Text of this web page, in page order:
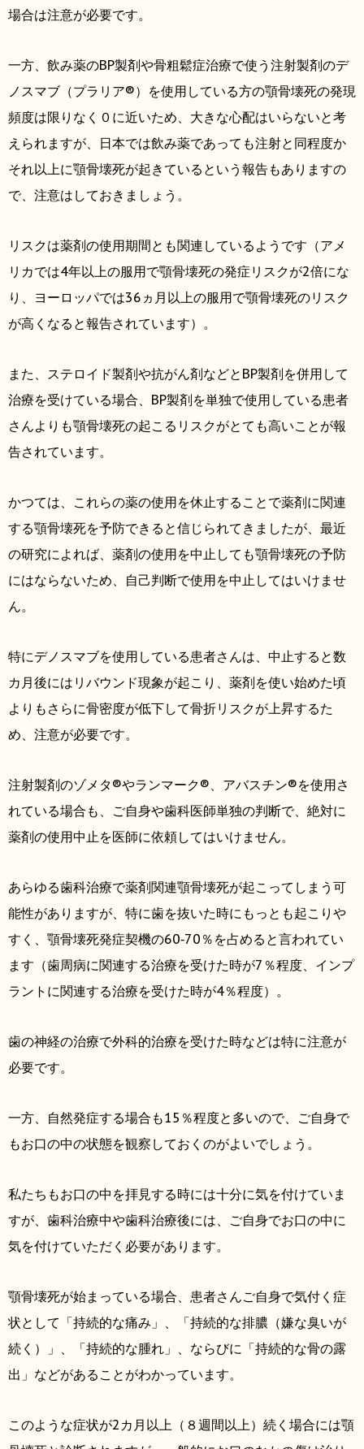
場合は注意が必要です。
一方、飲み薬のBP製剤や骨粗鬆症治療で使う注射製剤のデ
ノスマブ（プラリア®）を使用している方の顎骨壊死の発現
頻度は限りなく０に近いため、大きな心配はいらないと考
えられますが、日本では飲み薬であっても注射と同程度か
それ以上に顎骨壊死が起きているという報告もありますの
で、注意はしておきましょう。
リスクは薬剤の使用期間とも関連しているようです（アメ
リカでは4年以上の服用で顎骨壊死の発症リスクが2倍にな
り、ヨーロッパでは36ヵ月以上の服用で顎骨壊死のリスク
が高くなると報告されています）。
また、ステロイド製剤や抗がん剤などとBP製剤を併用して
治療を受けている場合、BP製剤を単独で使用している患者
さんよりも顎骨壊死の起こるリスクがとても高いことが報
告されています。
かつては、これらの薬の使用を休止することで薬剤に関連
する顎骨壊死を予防できると信じられてきましたが、最近
の研究によれば、薬剤の使用を中止しても顎骨壊死の予防
にはならないため、自己判断で使用を中止してはいけませ
ん。
特にデノスマブを使用している患者さんは、中止すると数
カ月後にはリバウンド現象が起こり、薬剤を使い始めた頃
よりもさらに骨密度が低下して骨折リスクが上昇するた
め、注意が必要です。
注射製剤のゾメタ®やランマーク®、アバスチン®を使用さ
れている場合も、ご自身や歯科医師単独の判断で、絶対に
薬剤の使用中止を医師に依頼してはいけません。
あらゆる歯科治療で薬剤関連顎骨壊死が起こってしまう可
能性がありますが、特に歯を抜いた時にもっとも起こりや
すく、顎骨壊死発症契機の60‐70％を占めると言われてい
ます（歯周病に関連する治療を受けた時が7％程度、インプ
ラントに関連する治療を受けた時が4％程度）。
歯の神経の治療で外科的治療を受けた時などは特に注意が
必要です。
一方、自然発症する場合も15％程度と多いので、ご自身で
もお口の中の状態を観察しておくのがよいでしょう。
私たちもお口の中を拝見する時には十分に気を付けていま
すが、歯科治療中や歯科治療後には、ご自身でお口の中に
気を付けていただく必要があります。
顎骨壊死が始まっている場合、患者さんご自身で気付く症
状として「持続的な痛み」、「持続的な排膿（嫌な臭いが
続く）」、「持続的な腫れ」、ならびに「持続的な骨の露
出」などがあることがわかっています。
このような症状が2カ月以上（８週間以上）続く場合には顎